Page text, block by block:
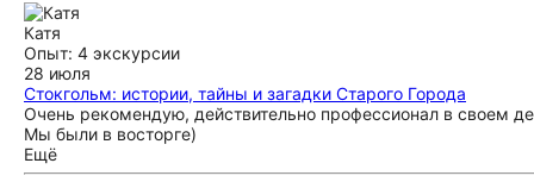
Катя
Опыт: 4 экскурсии
28 июля
Стокгольм: истории, тайны и загадки Старого Города
Очень рекомендую, действительно профессионал в своем
Мы были в восторге)
Ещё